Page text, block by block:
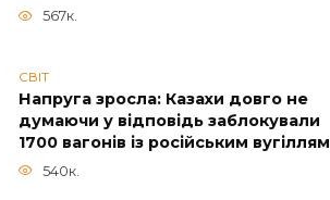
567к.
СВІТ
Напруга зросла: Казахи довго не
думаючи у відповідь заблокували
1700 вагонів із російським вугіллям
540к.